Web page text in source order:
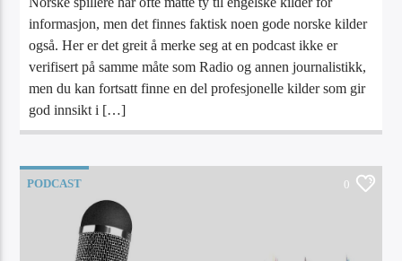
informasjon, men det finnes faktisk noen gode norske kilder
også. Her er det greit å merke seg at en podcast ikke er
verifisert på samme måte som Radio og annen journalistikk,
men du kan fortsatt finne en del profesjonelle kilder som gir
god innsikt i […]
PODCAST 0